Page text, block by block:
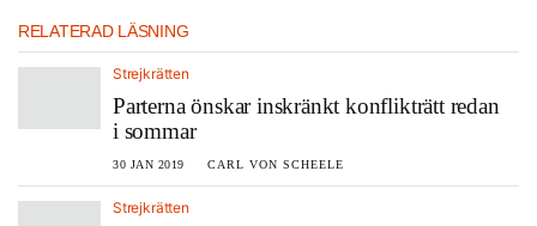
RELATERAD LÄSNING
Strejkrätten
Parterna önskar inskränkt konflikträtt redan
i sommar
30 JAN 2019 CARL VON SCHEELE
Strejkrätten